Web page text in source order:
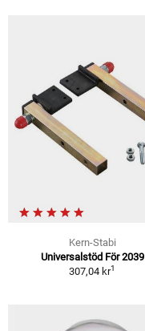
Kern-Stabi
Universalstöd För 2039
307,04 kr1